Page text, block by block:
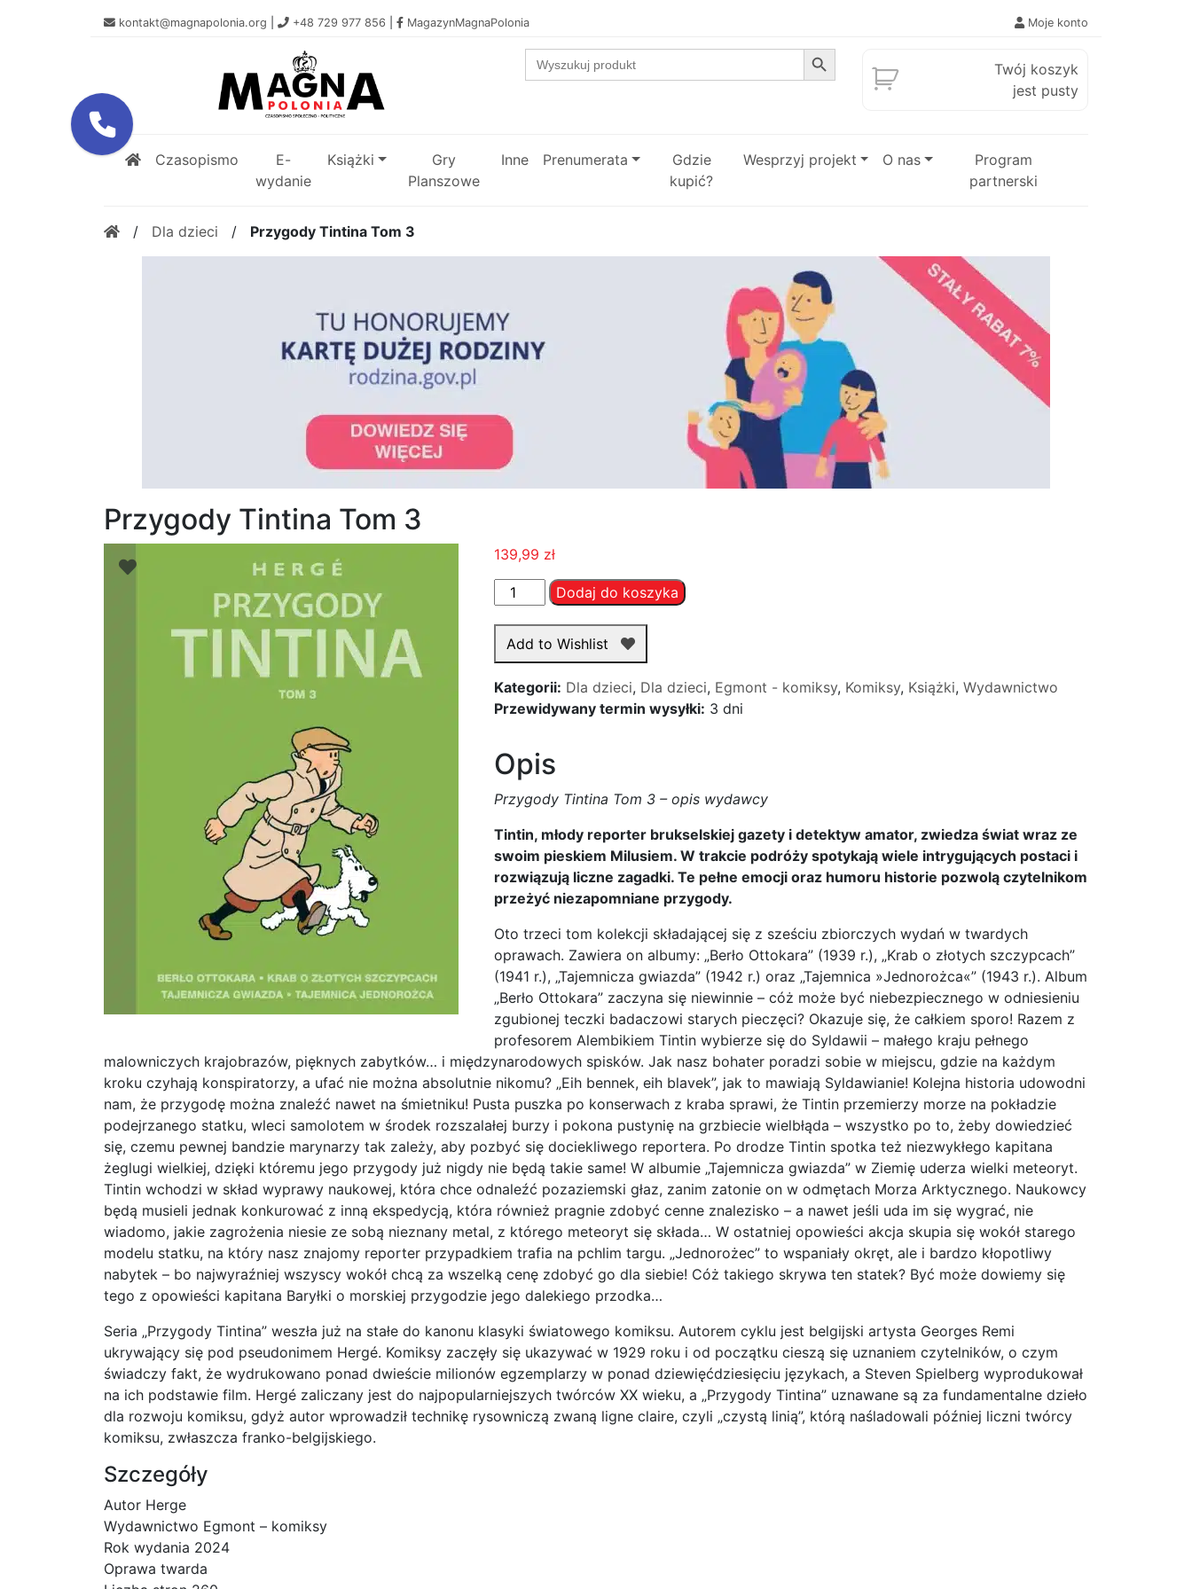
kontakt@magnapolonia.org +48 729 977 856 MagazynMagnaPolonia Moje konto
Search
for:
Search Button
Twój koszyk
jest pusty
Czasopismo
E-
wydanie
Książki
Gry
Planszowe
Inne Prenumerata
Gdzie
kupić?
Wesprzyj projekt O nas
Program
partnerski
/ Dla dzieci / Przygody Tintina Tom 3
Przygody Tintina Tom 3
139,99 zł
ilość
Przygody
Tintina
Tom
Dodaj do koszyka
Add to Wishlist
Kategorii: Dla dzieci, Dla dzieci, Egmont - komiksy, Komiksy, Książki, Wydawnictwo
Przewidywany termin wysyłki: 3 dni
Opis
Przygody Tintina Tom 3 – opis wydawcy
Tintin, młody reporter brukselskiej gazety i detektyw amator, zwiedza świat wraz ze
swoim pieskiem Milusiem. W trakcie podróży spotykają wiele intrygujących postaci i
rozwiązują liczne zagadki. Te pełne emocji oraz humoru historie pozwolą czytelnikom
przeżyć niezapomniane przygody.
Oto trzeci tom kolekcji składającej się z sześciu zbiorczych wydań w twardych
oprawach. Zawiera on albumy: „Berło Ottokara” (1939 r.), „Krab o złotych szczypcach”
(1941 r.), „Tajemnicza gwiazda” (1942 r.) oraz „Tajemnica »Jednorożca«” (1943 r.). Album
„Berło Ottokara” zaczyna się niewinnie – cóż może być niebezpiecznego w odniesieniu
zgubionej teczki badaczowi starych pieczęci? Okazuje się, że całkiem sporo! Razem z
profesorem Alembikiem Tintin wybierze się do Syldawii – małego kraju pełnego
malowniczych krajobrazów, pięknych zabytków… i międzynarodowych spisków. Jak nasz bohater poradzi sobie w miejscu, gdzie na każdym
kroku czyhają konspiratorzy, a ufać nie można absolutnie nikomu? „Eih bennek, eih blavek”, jak to mawiają Syldawianie! Kolejna historia udowodni
nam, że przygodę można znaleźć nawet na śmietniku! Pusta puszka po konserwach z kraba sprawi, że Tintin przemierzy morze na pokładzie
podejrzanego statku, wleci samolotem w środek rozszalałej burzy i pokona pustynię na grzbiecie wielbłąda – wszystko po to, żeby dowiedzieć
się, czemu pewnej bandzie marynarzy tak zależy, aby pozbyć się dociekliwego reportera. Po drodze Tintin spotka też niezwykłego kapitana
żeglugi wielkiej, dzięki któremu jego przygody już nigdy nie będą takie same! W albumie „Tajemnicza gwiazda” w Ziemię uderza wielki meteoryt.
Tintin wchodzi w skład wyprawy naukowej, która chce odnaleźć pozaziemski głaz, zanim zatonie on w odmętach Morza Arktycznego. Naukowcy
będą musieli jednak konkurować z inną ekspedycją, która również pragnie zdobyć cenne znalezisko – a nawet jeśli uda im się wygrać, nie
wiadomo, jakie zagrożenia niesie ze sobą nieznany metal, z którego meteoryt się składa… W ostatniej opowieści akcja skupia się wokół starego
modelu statku, na który nasz znajomy reporter przypadkiem trafia na pchlim targu. „Jednorożec” to wspaniały okręt, ale i bardzo kłopotliwy
nabytek – bo najwyraźniej wszyscy wokół chcą za wszelką cenę zdobyć go dla siebie! Cóż takiego skrywa ten statek? Być może dowiemy się
tego z opowieści kapitana Baryłki o morskiej przygodzie jego dalekiego przodka…
Seria „Przygody Tintina” weszła już na stałe do kanonu klasyki światowego komiksu. Autorem cyklu jest belgijski artysta Georges Remi
ukrywający się pod pseudonimem Hergé. Komiksy zaczęły się ukazywać w 1929 roku i od początku cieszą się uznaniem czytelników, o czym
świadczy fakt, że wydrukowano ponad dwieście milionów egzemplarzy w ponad dziewięćdziesięciu językach, a Steven Spielberg wyprodukował
na ich podstawie film. Hergé zaliczany jest do najpopularniejszych twórców XX wieku, a „Przygody Tintina” uznawane są za fundamentalne dzieło
dla rozwoju komiksu, gdyż autor wprowadził technikę rysowniczą zwaną ligne claire, czyli „czystą linią”, którą naśladowali później liczni twórcy
komiksu, zwłaszcza franko-belgijskiego.
Szczegóły
Autor Herge
Wydawnictwo Egmont – komiksy
Rok wydania 2024
Oprawa twarda